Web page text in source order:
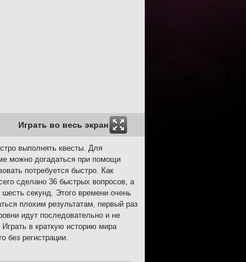
Играть во весь экран
выполнять квесты. Для
можно догадаться при помощи
потребуется быстро. Как
сделано 36 быстрых вопросов, а
секунд. Этого времени очень
плохим результатам, первый раз
идут последовательно и не
в краткую историю мира
без регистрации.